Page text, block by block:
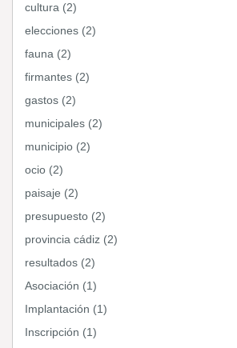
cultura (2)
elecciones (2)
fauna (2)
firmantes (2)
gastos (2)
municipales (2)
municipio (2)
ocio (2)
paisaje (2)
presupuesto (2)
provincia cádiz (2)
resultados (2)
Asociación (1)
Implantación (1)
Inscripción (1)